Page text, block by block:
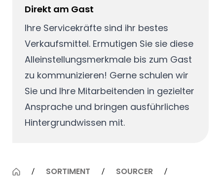
Direkt am Gast
Ihre Servicekräfte sind ihr bestes
Verkaufsmittel. Ermutigen Sie sie diese
Alleinstellungsmerkmale bis zum Gast
zu kommunizieren! Gerne schulen wir
Sie und Ihre Mitarbeitenden in gezielter
Ansprache und bringen ausführliches
Hintergrundwissen mit.
SORTIMENT SOURCER